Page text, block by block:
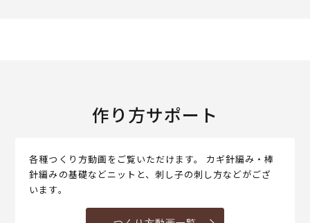
作り方サポート
各種つくり方動画をご覧いただけます。 カギ針編み・棒
針編みの基礎などニットと、刺し子の刺し方などがござ
います。